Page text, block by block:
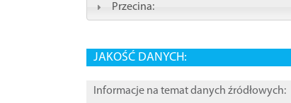
Przecina:
JAKOŚĆ DANYCH:
Informacje na temat danych źródłowych: